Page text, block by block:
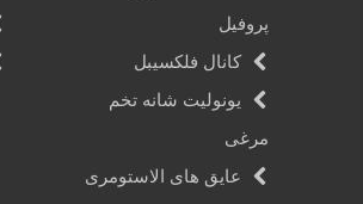
پروفیل
کانال فلکسیبل
یونولیت شانه تخم
مرغی
عایق های الاستومری